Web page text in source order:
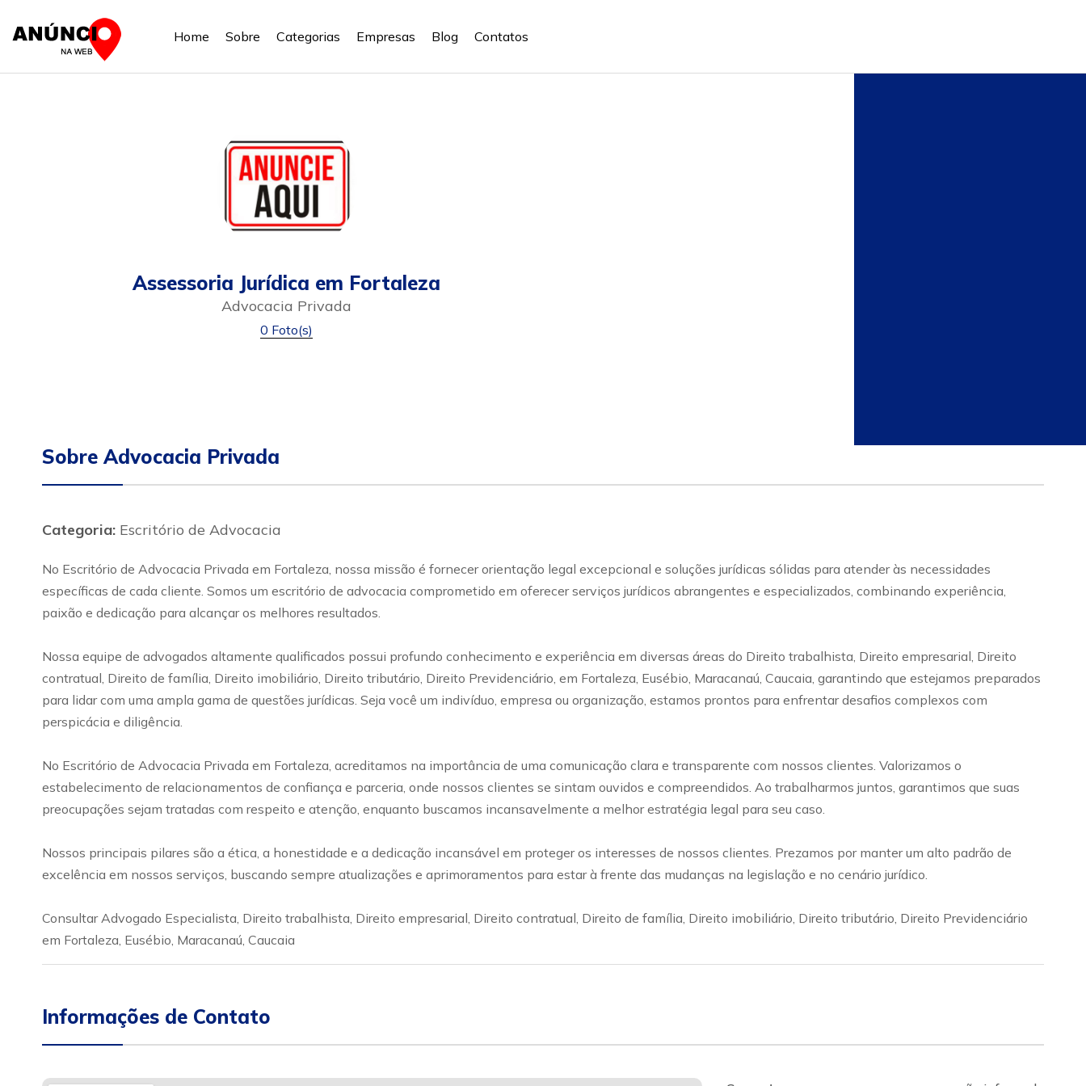
Home Sobre Categorias Empresas Blog Contatos
Assessoria Jurídica em Fortaleza
Advocacia Privada
0 Foto(s)
Sobre Advocacia Privada
Categoria: Escritório de Advocacia
No Escritório de Advocacia Privada em Fortaleza, nossa missão é fornecer orientação legal excepcional e soluções jurídicas sólidas para atender às necessidades
específicas de cada cliente. Somos um escritório de advocacia comprometido em oferecer serviços jurídicos abrangentes e especializados, combinando experiência,
paixão e dedicação para alcançar os melhores resultados.
Nossa equipe de advogados altamente qualificados possui profundo conhecimento e experiência em diversas áreas do Direito trabalhista, Direito empresarial, Direito
contratual, Direito de família, Direito imobiliário, Direito tributário, Direito Previdenciário, em Fortaleza, Eusébio, Maracanaú, Caucaia, garantindo que estejamos preparados
para lidar com uma ampla gama de questões jurídicas. Seja você um indivíduo, empresa ou organização, estamos prontos para enfrentar desafios complexos com
perspicácia e diligência.
No Escritório de Advocacia Privada em Fortaleza, acreditamos na importância de uma comunicação clara e transparente com nossos clientes. Valorizamos o
estabelecimento de relacionamentos de confiança e parceria, onde nossos clientes se sintam ouvidos e compreendidos. Ao trabalharmos juntos, garantimos que suas
preocupações sejam tratadas com respeito e atenção, enquanto buscamos incansavelmente a melhor estratégia legal para seu caso.
Nossos principais pilares são a ética, a honestidade e a dedicação incansável em proteger os interesses de nossos clientes. Prezamos por manter um alto padrão de
excelência em nossos serviços, buscando sempre atualizações e aprimoramentos para estar à frente das mudanças na legislação e no cenário jurídico.
Consultar Advogado Especialista, Direito trabalhista, Direito empresarial, Direito contratual, Direito de família, Direito imobiliário, Direito tributário, Direito Previdenciário
em Fortaleza, Eusébio, Maracanaú, Caucaia
Informações de Contato